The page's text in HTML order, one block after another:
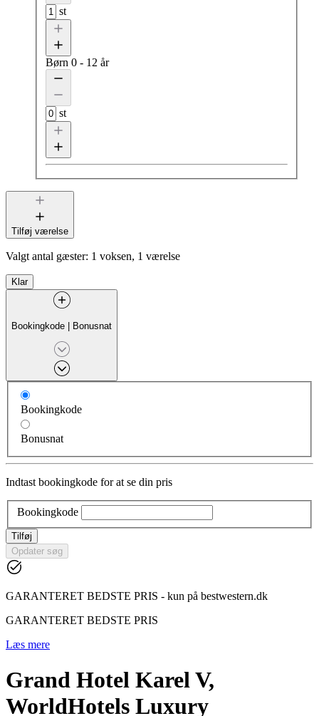
st
Børn 0 - 12 år
st
Tilføj værelse
Valgt antal gæster: 1 voksen, 1 værelse
Klar
Bookingkode | Bonusnat
Bookingkode
Bonusnat
Indtast bookingkode for at se din pris
Bookingkode
Tilføj
Opdater søg
GARANTERET BEDSTE PRIS - kun på bestwestern.dk
GARANTERET BEDSTE PRIS
Læs mere
Grand Hotel Karel V,
WorldHotels Luxury